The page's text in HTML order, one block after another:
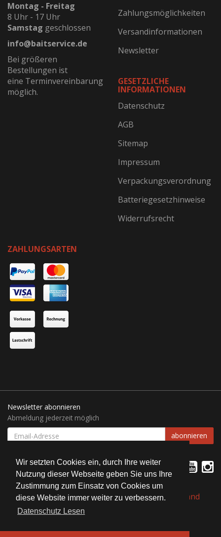
Wir setzten Cookies ein, durch Ihre weiter
Nutzung dieser Webseite geben Sie uns Ihre
Zustimmung zum Einsatz von Cookies um
diese Website immer weiter zu verbessern.
Datenschutz Lesen
Montag - Freitag
8 Uhr - 17 Uhr
Samstag geschlossen
info@baitservice.de
Bei größeren
Bestellungen ist
eine Terminvereinbarung
möglich.
Zahlungsmöglichkeiten
Versandinformationen
Newsletter
GESETZLICHE
INFORMATIONEN
Datenschutz
AGB
Sitemap
Impressum
Verpackungsverordnung
Batteriegesetzhinweise
Widerrufsrecht
ZAHLUNGSARTEN
Newsletter abonnieren
Abmeldung jederzeit möglich
EMAIL-
ADRESSE
abonnieren
*Alle Preise inkl. gesetzlicher USt., zzgl. Versand
Alle Rechte vorbehalten